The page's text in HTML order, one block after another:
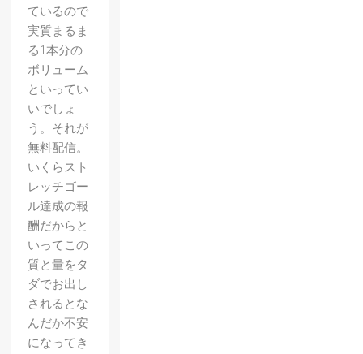
ているので
実質まるま
る1本分の
ボリューム
といってい
いでしょ
う。それが
無料配信。
いくらスト
レッチゴー
ル達成の報
酬だからと
いってこの
質と量をタ
ダでお出し
されるとな
んだか不安
になってき